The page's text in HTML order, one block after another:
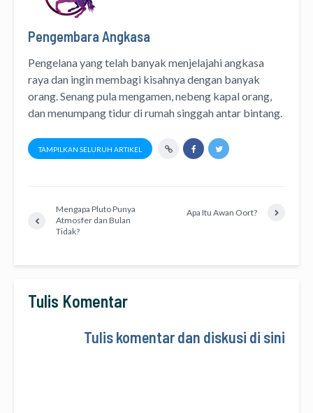
Pengembara Angkasa
Pengelana yang telah banyak menjelajahi angkasa
raya dan ingin membagi kisahnya dengan banyak
orang. Senang pula mengamen, nebeng kapal orang,
dan menumpang tidur di rumah singgah antar bintang.
TAMPILKAN SELURUH ARTIKEL
Mengapa Pluto Punya
Atmosfer dan Bulan
Tidak?
Apa Itu Awan Oort?
Tulis Komentar
Tulis komentar dan diskusi di sini